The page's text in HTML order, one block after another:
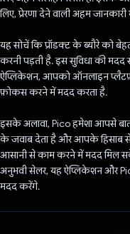
लिए, प्रेरणा देने वाली अहम जानकारी
यह सोचें कि प्रॉडक्ट के ब्यौरे को
करनी पड़ती है. इस सुविधा की
ऐप्लिकेशन, आपको ऑनलाइन
फ़ोकस करने में मदद करता है.
इसके अलावा, Pico हमेशा आपसे
के जवाब देता है और आपके हिसाब से
आसानी से काम करने में मदद मिल
अनुभवी सेलर, यह ऐप्लिकेशन और
मदद करेंगे.